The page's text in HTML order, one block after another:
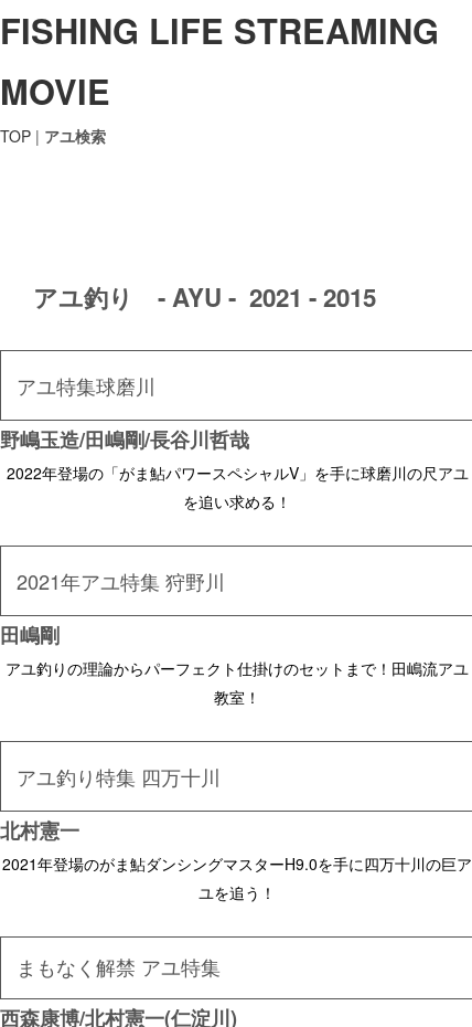
FISHING LIFE STREAMING
MOVIE
TOP | アユ検索
アユ釣り - AYU - 2021 - 2015
アユ特集球磨川
野嶋玉造/田嶋剛/長谷川哲哉
2022年登場の「がま鮎パワースペシャルV」を手に球磨川の尺アユ
を追い求める！
2021年アユ特集 狩野川
田嶋剛
アユ釣りの理論からパーフェクト仕掛けのセットまで！田嶋流アユ
教室！
アユ釣り特集 四万十川
北村憲一
2021年登場のがま鮎ダンシングマスターH9.0を手に四万十川の巨ア
ユを追う！
まもなく解禁 アユ特集
西森康博/北村憲一(仁淀川)